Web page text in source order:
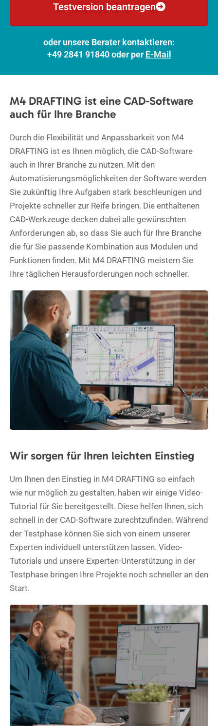
Testversion beantragen
oder unsere Berater kontaktieren:
+49 2841 91840 oder perE-Mail
M4 DRAFTING ist eine CAD-Software
auch für Ihre Branche
Durch die Flexibilität und Anpassbarkeit von M4
DRAFTING ist es Ihnen möglich, die CAD-Software
auch in Ihrer Branche zu nutzen. Mit den
Automatisierungsmöglichkeiten der Software werden
Sie zukünftig Ihre Aufgaben stark beschleunigen und
Projekte schneller zur Reife bringen. Die enthaltenen
CAD-Werkzeuge decken dabei alle gewünschten
Anforderungen ab, so dass Sie auch für Ihre Branche
die für Sie passende Kombination aus Modulen und
Funktionen finden. Mit M4 DRAFTING meistern Sie
Ihre täglichen Herausforderungen noch schneller.
Wir sorgen für Ihren leichten Einstieg
Um Ihnen den Einstieg in M4 DRAFTING so einfach
wie nur möglich zu gestalten, haben wir einige Video-
Tutorial für Sie bereitgestellt. Diese helfen Ihnen, sich
schnell in der CAD-Software zurechtzufinden. Während
der Testphase können Sie sich von einem unserer
Experten individuell unterstützen lassen. Video-
Tutorials und unsere Experten-Unterstützung in der
Testphase bringen Ihre Projekte noch schneller an den
Start.